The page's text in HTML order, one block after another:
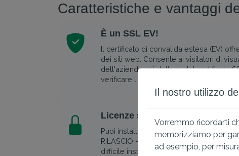
Caratteristiche e vantaggi
È un SSL EV!
Il certificato di convalida estesa (EV)
dei siti web. Consente ai visitatori di
dell'azienda nei dettagli del certificato
verificare l'operatore.
Licenze server illimitate e
Puoi installare lo stesso certificato su
RILASCIO - nel caso in cui perdi la tua
difficile installare il certificato, verrà
Il nostro utilizzo
Vorremmo ricordarti
memorizziamo per
ad esempio, per